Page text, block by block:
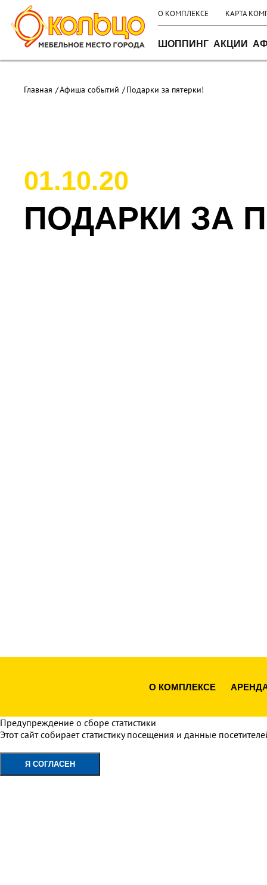
О КОМПЛЕКСЕ КАРТА
ШОППИНГ АКЦИИ
Главная Афиша событий Подарки за пятерки!
01.10.20
ПОДАРКИ ЗА
О КОМПЛЕКСЕ
Предупреждение о сборе статистики
Этот сайт собирает статистику посещения и данные
Я СОГЛАСЕН